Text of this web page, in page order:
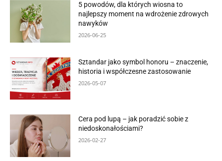
5 powodów, dla których wiosna to
najlepszy moment na wdrożenie zdrowych
nawyków
2026-06-25
Sztandar jako symbol honoru – znaczenie,
historia i współczesne zastosowanie
2026-05-07
Cera pod lupą – jak poradzić sobie z
niedoskonałościami?
2026-02-27